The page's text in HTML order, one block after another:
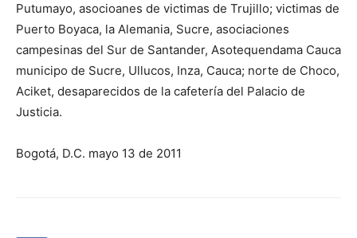
Putumayo, asocioanes de victimas de Trujillo; victimas de
Puerto Boyaca, la Alemania, Sucre, asociaciones
campesinas del Sur de Santander, Asotequendama Cauca
municipo de Sucre, Ullucos, Inza, Cauca; norte de Choco,
Aciket, desaparecidos de la cafetería del Palacio de
Justicia.
Bogotá, D.C. mayo 13 de 2011